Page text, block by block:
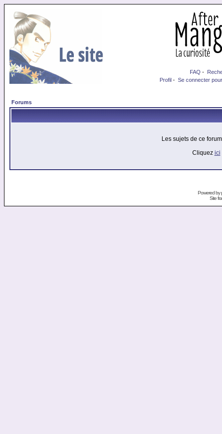
FAQ -
Profil - Se connecter
Forums
Les sujets de ce
Cliquez ici
Powered by
Site